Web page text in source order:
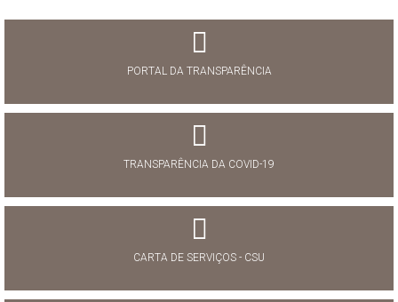
PORTAL DA TRANSPARÊNCIA
TRANSPARÊNCIA DA COVID-19
CARTA DE SERVIÇOS - CSU